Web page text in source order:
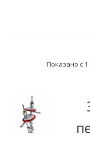
Амортизаторы
Показано с 1